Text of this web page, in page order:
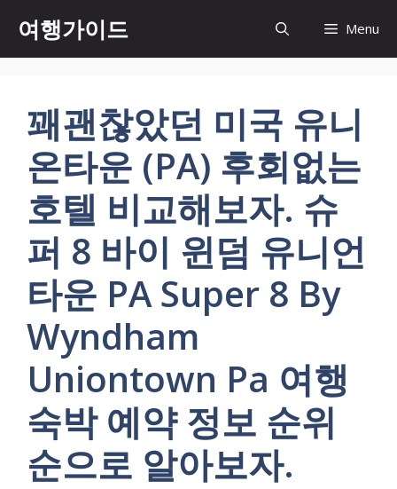
츠
여행가이드 Menu
꽤괜찮았던 미국 유니
온타운 (PA) 후회없는
호텔 비교해보자. 슈
퍼 8 바이 윈덤 유니언
타운 PA Super 8 By
Wyndham
Uniontown Pa 여행
숙박 예약 정보 순위
순으로 알아보자.